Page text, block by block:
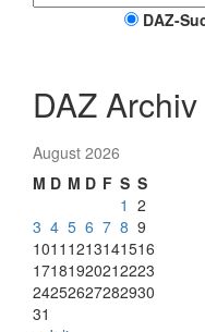
DAZ-
DAZ Archiv
August 2026
M D M D F S S
1 2
3 4 5 6 7 8 9
1011 1213141516
17181920212223
24252627282930
31